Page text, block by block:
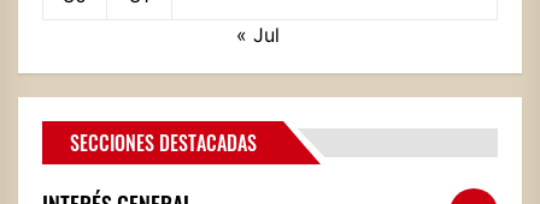
« Jul
SECCIONES DESTACADAS